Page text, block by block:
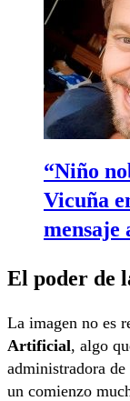
“Niño
Vicuña
mensaje
El poder de
La imagen no es
Artificial, algo
administradora de
un comienzo